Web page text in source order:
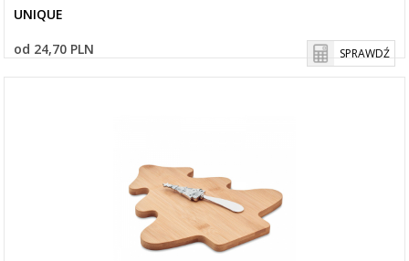
UNIQUE
od 24,70 PLN
SPRAWDŹ